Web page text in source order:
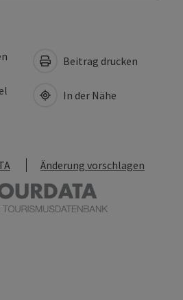
Beitrag drucken
In der Nähe
Änderung vorschlagen